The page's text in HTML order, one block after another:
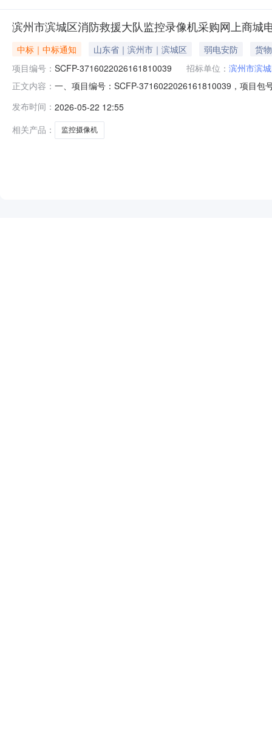
滨州市滨城区消防救援大队监控录像机采购网上商城
中标｜中标通知 山东省｜滨州市｜滨城区 弱电安防
货物
项目编号： SCFP-3716022026161810039 招标单位： 滨州市滨
正文内容： 一、项目编号：SCFP-3716022026161810039，项目包
(元)最高限制总价(元)1监控摄像机海康威视/
发布时间： 2026-05-22 12:55
相关产品：
监控摄像机